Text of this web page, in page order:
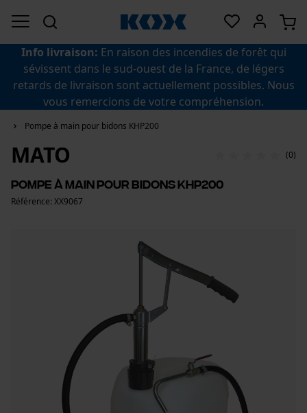
Info livraison: En raison des incendies de forêt qui
sévissent dans le sud-ouest de la France, de légers
retards de livraison sont actuellement possibles. Nous
vous remercions de votre compréhension.
Pompe à main pour bidons KHP200
MATO (0)
Pompe à main pour bidons KHP200
Référence: XX9067